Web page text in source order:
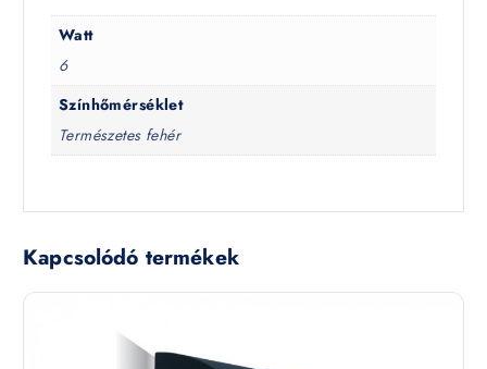
Watt
6
Színhőmérséklet
Természetes fehér
Kapcsolódó termékek